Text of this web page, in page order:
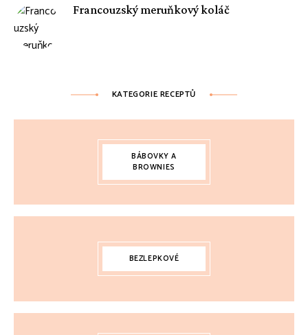
Francouzský meruňkový koláč
KATEGORIE RECEPTŮ
BÁBOVKY A
BROWNIES
BEZLEPKOVÉ